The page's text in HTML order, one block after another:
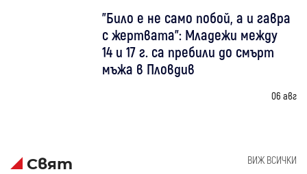
"Било е не само побой, а и гавра
с жертвата": Младежи между
14 и 17 г. са пребили до смърт
мъжа в Пловдив
06 авг
Свят ВИЖ ВСИЧКИ